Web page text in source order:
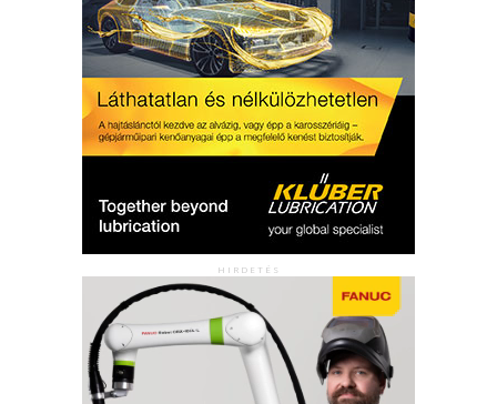
HIRDETÉS